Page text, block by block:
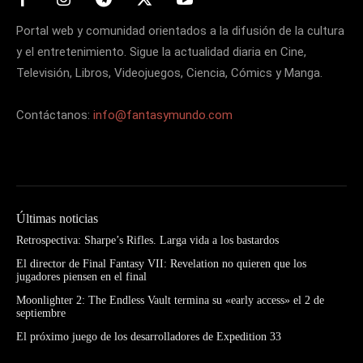
Portal web y comunidad orientados a la difusión de la cultura
y el entretenimiento. Sigue la actualidad diaria en Cine,
Televisión, Libros, Videojuegos, Ciencia, Cómics y Manga.
Contáctanos: info@fantasymundo.com
Últimas noticias
Retrospectiva: Sharpe’s Rifles. Larga vida a los bastardos
El director de Final Fantasy VII: Revelation no quieren que los
jugadores piensen en el final
Moonlighter 2: The Endless Vault termina su «early access» el 2 de
septiembre
El próximo juego de los desarrolladores de Expedition 33